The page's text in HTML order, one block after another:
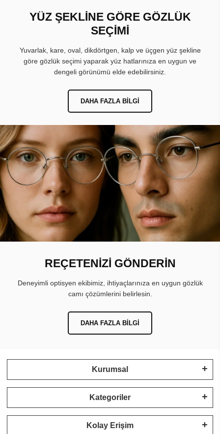
YÜZ ŞEKLİNE GÖRE GÖZLÜK
SEÇİMİ
Yuvarlak, kare, oval, dikdörtgen, kalp ve üçgen yüz şekline
göre gözlük seçimi yaparak yüz hatlarınıza en uygun ve
dengeli görünümü elde edebilirsiniz.
DAHA FAZLA BILGI
REÇETENİZİ GÖNDERİN
Deneyimli optisyen ekibimiz, ihtiyaçlarınıza en uygun gözlük
camı çözümlerini belirlesin.
DAHA FAZLA BILGI
Kurumsal
Kategoriler
Kolay Erişim